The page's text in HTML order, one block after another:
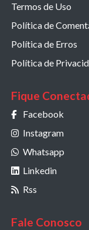
Termos de Uso
Política de
Política de Erros
Política de
Fique
Facebook
Instagram
Whatsapp
Linkedin
Rss
Fale Conosco